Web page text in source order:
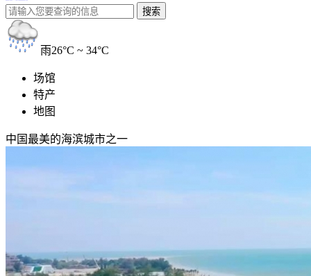
雨26°C ~ 34°C
场馆
特产
地图
中国最美的海滨城市之一